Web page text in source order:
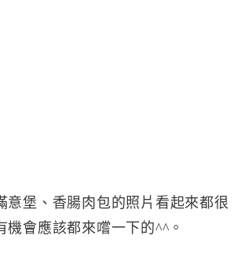
意堡、香腸肉包的照片看起來都很
機會應該都來嚐一下的^^。